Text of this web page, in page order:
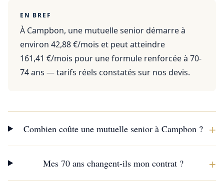
EN BREF
À Campbon, une mutuelle senior démarre à
environ 42,88 €/mois et peut atteindre
161,41 €/mois pour une formule renforcée à 70-
74 ans — tarifs réels constatés sur nos devis.
Combien coûte une mutuelle senior à Campbon ? +
Mes 70 ans changent-ils mon contrat ? +